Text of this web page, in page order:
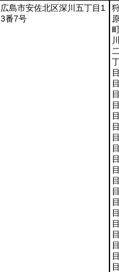
広島市安佐北区深川五丁目1
3番7号